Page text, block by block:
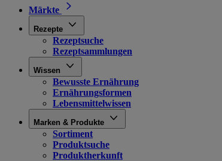
Märkte
Rezepte
Rezeptsuche
Rezeptsammlungen
Wissen
Bewusste Ernährung
Ernährungsformen
Lebensmittelwissen
Marken & Produkte
Sortiment
Produktsuche
Produktherkunft